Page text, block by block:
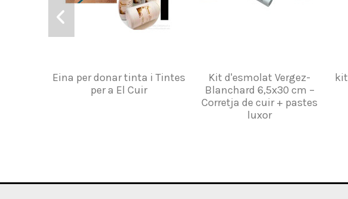
Eina per donar tinta i Tintes
per a El Cuir
Kit d'esmolat Vergez-
Blanchard 6,5x30 cm –
Corretja de cuir + pastes
luxor